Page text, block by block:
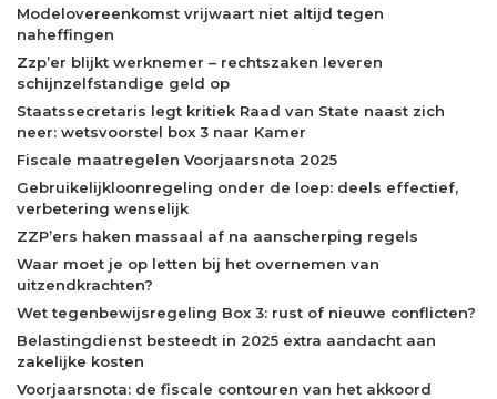
Modelovereenkomst vrijwaart niet altijd tegen
naheffingen
Zzp’er blijkt werknemer – rechtszaken leveren
schijnzelfstandige geld op
Staatssecretaris legt kritiek Raad van State naast zich
neer: wetsvoorstel box 3 naar Kamer
Fiscale maatregelen Voorjaarsnota 2025
Gebruikelijkloonregeling onder de loep: deels effectief,
verbetering wenselijk
ZZP’ers haken massaal af na aanscherping regels
Waar moet je op letten bij het overnemen van
uitzendkrachten?
Wet tegenbewijsregeling Box 3: rust of nieuwe conflicten?
Belastingdienst besteedt in 2025 extra aandacht aan
zakelijke kosten
Voorjaarsnota: de fiscale contouren van het akkoord